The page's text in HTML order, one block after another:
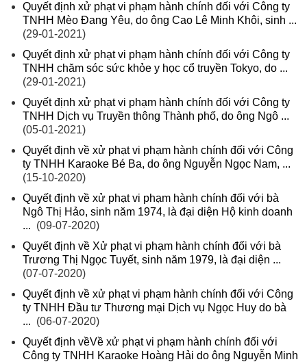
Quyết định xử phạt vi phạm hành chính đối với Công ty
TNHH Mèo Đang Yêu, do ông Cao Lê Minh Khôi, sinh ...
(29-01-2021)
Quyết định xử phạt vi phạm hành chính đối với Công ty
TNHH chăm sóc sức khỏe y học cổ truyền Tokyo, do ...
(29-01-2021)
Quyết định xử phạt vi phạm hành chính đối với Công ty
TNHH Dịch vụ Truyền thông Thành phố, do ông Ngô ...
(05-01-2021)
Quyết định về xử phạt vi phạm hành chính đối với Công
ty TNHH Karaoke Bé Ba, do ông Nguyễn Ngọc Nam, ...
(15-10-2020)
Quyết định về xử phạt vi phạm hành chính đối với bà
Ngô Thị Hảo, sinh năm 1974, là đại diện Hộ kinh doanh
... (09-07-2020)
Quyết định về Xử phạt vi phạm hành chính đối với bà
Trương Thị Ngọc Tuyết, sinh năm 1979, là đại diện ...
(07-07-2020)
Quyết định về xử phạt vi phạm hành chính đối với Công
ty TNHH Đầu tư Thương mại Dịch vụ Ngọc Huy do bà
... (06-07-2020)
Quyết định vềVề xử phạt vi phạm hành chính đối với
Công ty TNHH Karaoke Hoàng Hải do ông Nguyễn Minh